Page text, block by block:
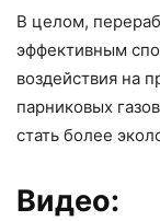
В целом,
эффективным
воздействия на
парниковых
стать более
Видео: